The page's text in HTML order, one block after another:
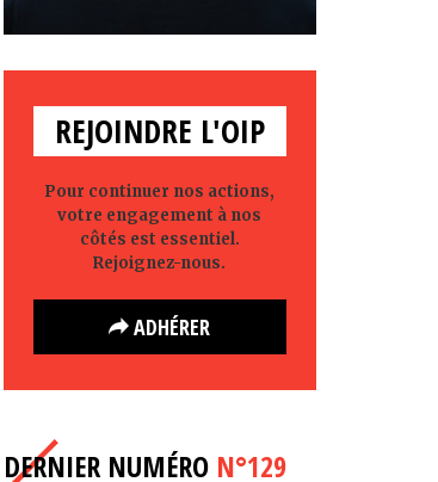
REJOINDRE L'OIP
Pour continuer nos actions,
votre engagement à nos
côtés est essentiel.
Rejoignez-nous.
ADHÉRER
DERNIER NUMÉRO N°129